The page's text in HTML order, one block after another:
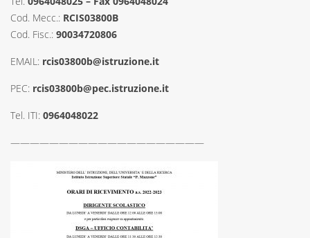
Cod. Mecc.: RCIS03800B
Cod. Fisc.: 90034720806
EMAIL: rcis03800b@istruzione.it
PEC: rcis03800b@pec.istruzione.it
Tel. ITI: 0964048022
————————————————————